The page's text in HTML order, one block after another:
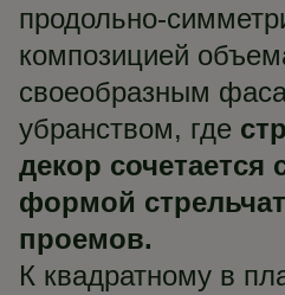
продольно-
композицией
своеобразным
убранством, где
декор сочетается
формой
проемов.
К квадратному в